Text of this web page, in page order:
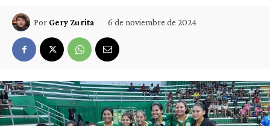
Por Gery Zurita 6 de noviembre de 2024